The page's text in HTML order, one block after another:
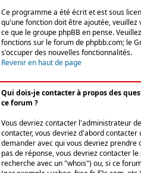
Ce programme a été écrit et est sous
qu'une fonction doit être ajoutée,
ce que le groupe phpBB en pense.
fonctions sur le forum de phpbb.com; le
s'occuper des nouvelles fonctionnalités.
Revenir en haut de page
Qui dois-je contacter à propos des
ce forum ?
Vous devriez contacter l'administrateur
contacter, vous devriez d'abord
demander avec qui vous devriez prendre
pas de réponse, vous devriez contacter
recherche avec un "whois") ou, si ce